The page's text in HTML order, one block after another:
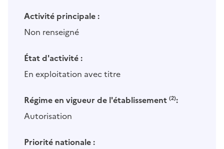
Activité principale :
Non renseigné
État d'activité :
En exploitation avec titre
Régime en vigueur de l'établissement (2):
Autorisation
Priorité nationale :